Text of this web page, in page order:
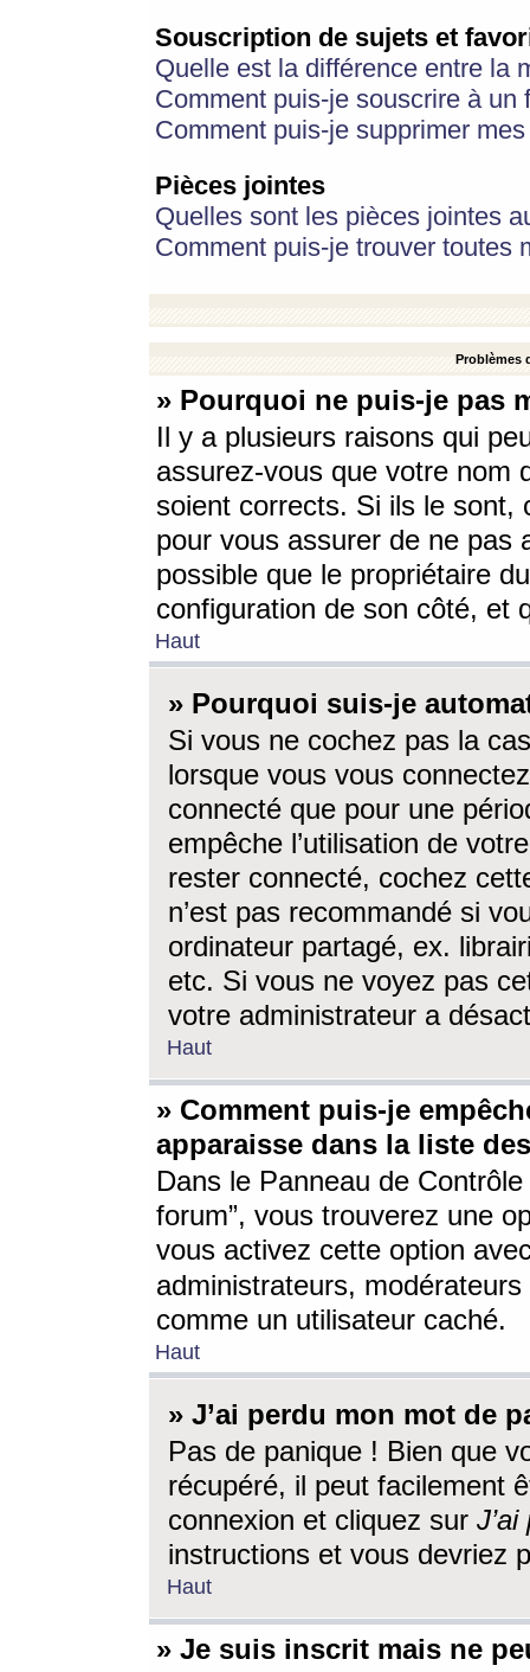
Souscription de sujets et
Quelle est la différence entre la
Comment puis-je souscrire à
Comment puis-je supprimer
Pièces jointes
Quelles sont les pièces jointes
Comment puis-je trouver toutes
Problèmes
» Pourquoi ne puis-je pas
Il y a plusieurs raisons qui
assurez-vous que votre nom
soient corrects. Si ils le sont,
pour vous assurer de ne pas
possible que le propriétaire
configuration de son côté, et
Haut
» Pourquoi suis-je
Si vous ne cochez pas la
lorsque vous vous
connecté que pour une
empêche l’utilisation de
rester connecté, cochez
n’est pas recommandé si
ordinateur partagé, ex.
etc. Si vous ne voyez pas
votre administrateur a
Haut
» Comment puis-je
apparaisse dans la liste
Dans le Panneau de
forum”, vous trouverez une
vous activez cette option
administrateurs,
comme un utilisateur caché.
Haut
» J’ai perdu mon mot de
Pas de panique ! Bien que
récupéré, il peut facilement
connexion et cliquez sur
instructions et vous devriez
Haut
» Je suis inscrit mais ne